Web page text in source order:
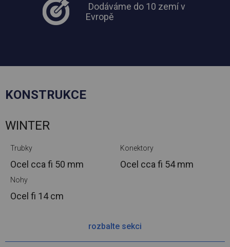
Dodáváme do 10 zemí v
Evropě
KONSTRUKCE
WINTER
Trubky
Ocel ccafi 50 mm
Konektory
Ocel ccafi 54 mm
Nohy
Ocel fi 14 cm
rozbalte sekci